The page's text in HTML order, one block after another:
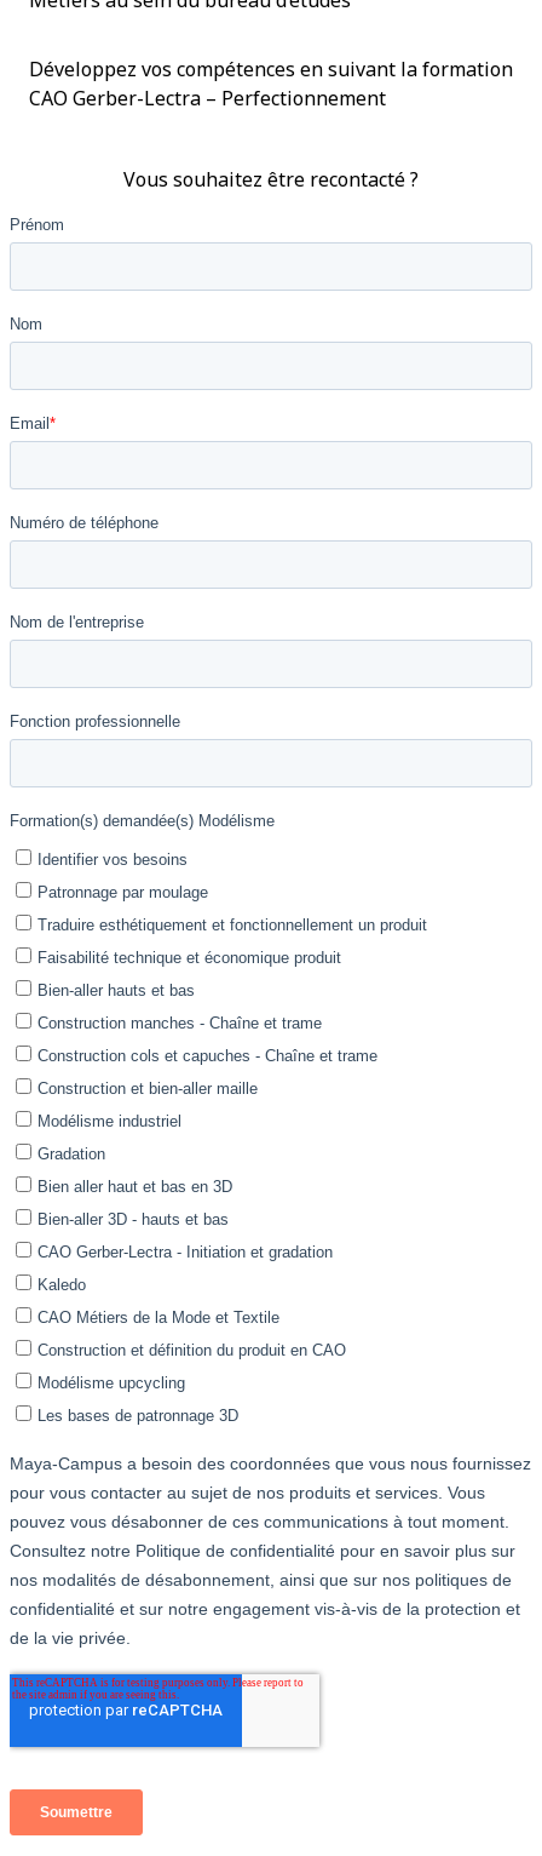
Développez vos compétences en suivant la formation
CAO Gerber-Lectra – Perfectionnement
Vous souhaitez être recontacté ?